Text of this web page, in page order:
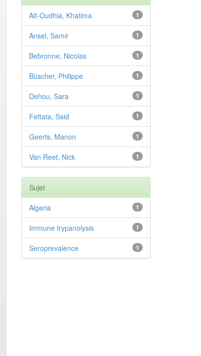
1
Ait-Oudhia, Khatima
1
Ansel, Samir
1
Bebronne, Nicolas
1
Büscher, Philippe
1
Dehou, Sara
1
Fettata, Said
1
Geerts, Manon
1
Van Reet, Nick
Sujet
1
Algeria
1
Immune trypanolysis
1
Seroprevalence